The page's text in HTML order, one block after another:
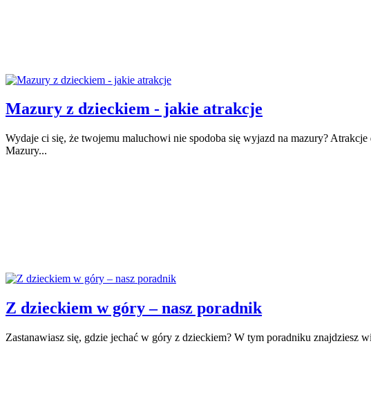
Mazury z dzieckiem - jakie atrakcje
Wydaje ci się, że twojemu maluchowi nie spodoba się wyjazd na mazury?
Mazury...
Z dzieckiem w góry – nasz poradnik
Zastanawiasz się, gdzie jechać w góry z dzieckiem? W tym poradniku